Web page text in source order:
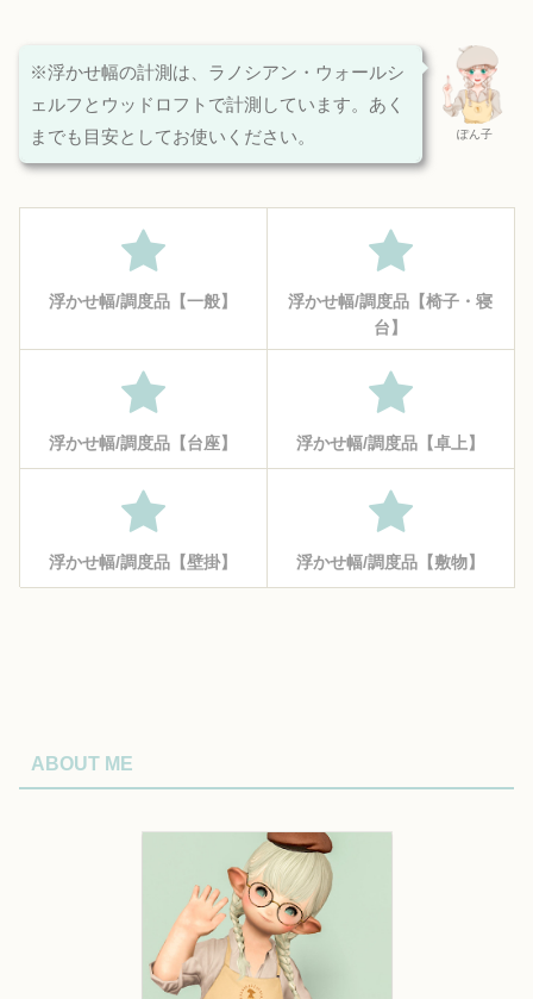
ぽん子
※浮かせ幅の計測は、ラノシアン・ウォールシ
ェルフとウッドロフトで計測しています。あく
までも目安としてお使いください。
浮かせ幅/調度品【一般】
浮かせ幅/調度品【椅子・寝
台】
浮かせ幅/調度品【台座】 浮かせ幅/調度品【卓上】
浮かせ幅/調度品【壁掛】 浮かせ幅/調度品【敷物】
ABOUT ME